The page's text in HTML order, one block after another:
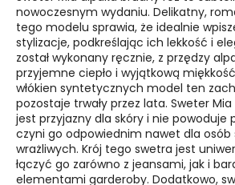
nowoczesnym wydaniu. Delikatny,
tego modelu sprawia, że idealnie
stylizacje, podkreślając ich lekkość i
został wykonany ręcznie, z przędzy
przyjemne ciepło i wyjątkową
włókien syntetycznych model ten
pozostaje trwały przez lata. Sweter
jest przyjazny dla skóry i nie powoduje
czyni go odpowiednim nawet dla osób
wrażliwych. Krój tego swetra jest
łączyć go zarówno z jeansami, jak i
elementami garderoby. Dodatkowo,